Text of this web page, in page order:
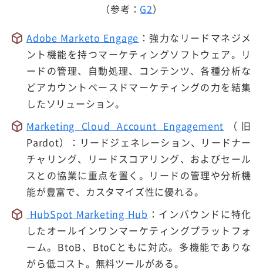
（参考： G2）
Adobe Marketo Engage ：強力なリードマネジメ
ント機能を持つマーケティングソフトウェア。リ
ードの管理、自動処理、コンテンツ、各種分析な
どアカウントベースドマーケティングの力を結集
したソリューション。
Marketing Cloud Account Engagement （旧
Pardot）：リードジェネレーション、リードナー
チャリング、リードスコアリング、およびセール
スとの協業に重点を置く。リードの管理や分析機
能が豊富で、カスタマイズ性に優れる。
HubSpot Marketing Hub ：インバウンドに特化
したオールインワンマーケティングプラットフォ
ーム。BtoB、BtoCともに対応。多機能でありな
がら低コスト。無料ツールがある。